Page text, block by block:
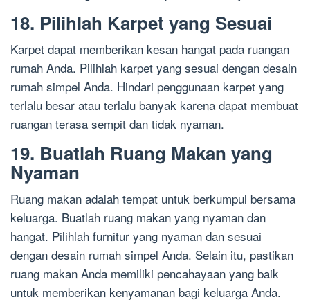
18. Pilihlah Karpet yang Sesuai
Karpet dapat memberikan kesan hangat pada ruangan
rumah Anda. Pilihlah karpet yang sesuai dengan desain
rumah simpel Anda. Hindari penggunaan karpet yang
terlalu besar atau terlalu banyak karena dapat membuat
ruangan terasa sempit dan tidak nyaman.
19. Buatlah Ruang Makan yang
Nyaman
Ruang makan adalah tempat untuk berkumpul bersama
keluarga. Buatlah ruang makan yang nyaman dan
hangat. Pilihlah furnitur yang nyaman dan sesuai
dengan desain rumah simpel Anda. Selain itu, pastikan
ruang makan Anda memiliki pencahayaan yang baik
untuk memberikan kenyamanan bagi keluarga Anda.